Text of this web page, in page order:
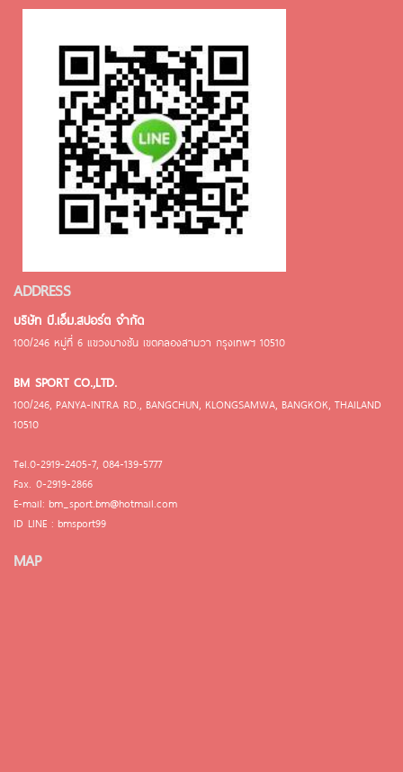
ADDRESS
บริษัท บี.เอ็ม.สปอร์ต จำกัด
100/246 หมู่ที่ 6 แขวงบางชัน เขตคลองสามวา กรุงเทพฯ 10510
BM SPORT CO.,LTD.
100/246, PANYA-INTRA RD., BANGCHUN, KLONGSAMWA, BANGKOK, THAILAND
10510
Tel.0-2919-2405-7, 084-139-5777
Fax. 0-2919-2866
E-mail: bm_sport.bm@hotmail.com
ID LINE : bmsport99
MAP